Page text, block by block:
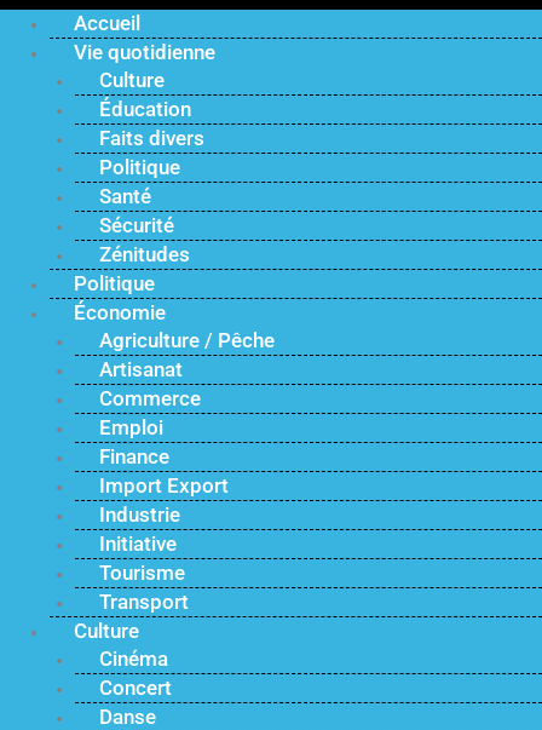
Accueil
Vie quotidienne
Culture
Éducation
Faits divers
Politique
Santé
Sécurité
Zénitudes
Politique
Économie
Agriculture / Pêche
Artisanat
Commerce
Emploi
Finance
Import Export
Industrie
Initiative
Tourisme
Transport
Culture
Cinéma
Concert
Danse